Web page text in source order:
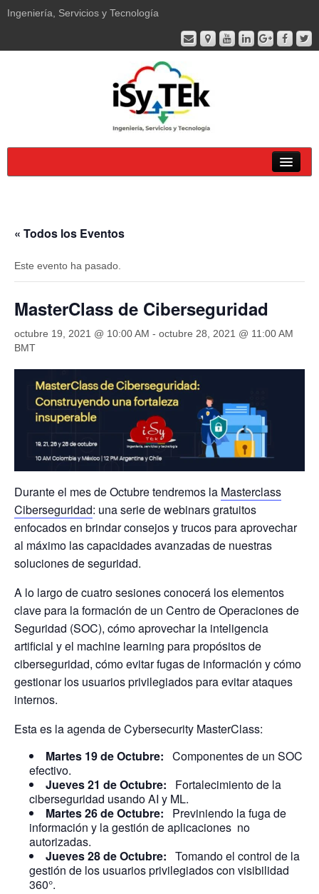
Ingeniería, Servicios y Tecnología
Empresa
Soporte
BLOG
Area de Clientes
miTienda
« Todos los Eventos
Este evento ha pasado.
MasterClass de Ciberseguridad
octubre 19, 2021 @ 10:00 AM - octubre 28, 2021 @ 11:00 AM
BMT
Durante el mes de Octubre tendremos la Masterclass
Ciberseguridad: una serie de webinars gratuitos
enfocados en brindar consejos y trucos para aprovechar
al máximo las capacidades avanzadas de nuestras
soluciones de seguridad.
A lo largo de cuatro sesiones conocerá los elementos
clave para la formación de un Centro de Operaciones de
Seguridad (SOC), cómo aprovechar la inteligencia
artificial y el machine learning para propósitos de
ciberseguridad, cómo evitar fugas de información y cómo
gestionar los usuarios privilegiados para evitar ataques
internos.
Esta es la agenda de Cybersecurity MasterClass:
Martes 19 de Octubre: Componentes de un SOC
efectivo.
Jueves 21 de Octubre:
Fortalecimiento de la
ciberseguridad usando AI y ML.
Martes 26 de Octubre: Previniendo la fuga de
información y la gestión de aplicaciones no
autorizadas.
Jueves 28 de Octubre: Tomando el control de la
gestión de los usuarios privilegiados con visibilidad
360°.